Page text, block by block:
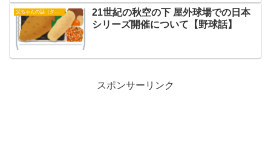
父ちゃんの話（タイガース）
21世紀の秋空の下 屋外球場での日本
シリーズ開催について【野球話】
スポンサーリンク